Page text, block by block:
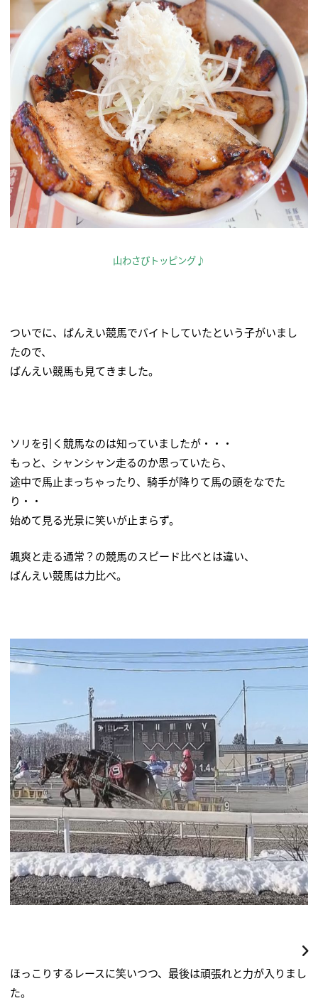
山わさびトッピング♪
ついでに、ばんえい競馬でバイトしていたという子がいまし
たので、
ばんえい競馬も見てきました。
ソリを引く競馬なのは知っていましたが・・・
もっと、シャンシャン走るのか思っていたら、
途中で馬止まっちゃったり、騎手が降りて馬の頭をなでた
り・・
始めて見る光景に笑いが止まらず。
颯爽と走る通常？の競馬のスピード比べとは違い、
ばんえい競馬は力比べ。
ほっこりするレースに笑いつつ、最後は頑張れと力が入りまし
た。